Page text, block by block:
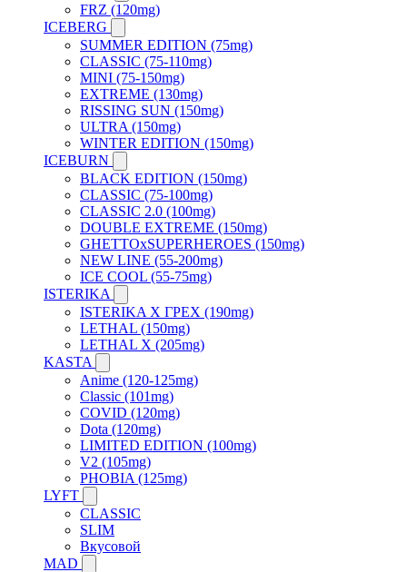
FRZ (120mg)
ICEBERG
SUMMER EDITION (75mg)
CLASSIC (75-110mg)
MINI (75-150mg)
EXTREME (130mg)
RISSING SUN (150mg)
ULTRA (150mg)
WINTER EDITION (150mg)
ICEBURN
BLACK EDITION (150mg)
CLASSIC (75-100mg)
CLASSIC 2.0 (100mg)
DOUBLE EXTREME (150mg)
GHETTOxSUPERHEROES (150mg)
NEW LINE (55-200mg)
ICE COOL (55-75mg)
ISTERIKA
ISTERIKA X ГРЕХ (190mg)
LETHAL (150mg)
LETHAL X (205mg)
KASTA
Anime (120-125mg)
Classic (101mg)
COVID (120mg)
Dota (120mg)
LIMITED EDITION (100mg)
V2 (105mg)
PHOBIA (125mg)
LYFT
CLASSIC
SLIM
Вкусовой
MAD